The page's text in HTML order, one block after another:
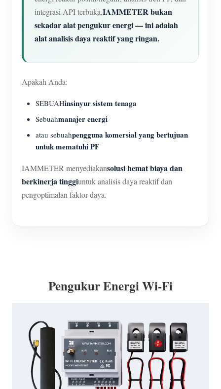
integrasi API terbuka,IAMMETER bukan
sekadar alat pengukur energi — ini adalah
alat analisis daya reaktif yang ringan.
Apakah Anda:
SEBUAHinsinyur sistem tenaga
Sebuahmanajer energi
atau sebuahpengguna komersial yang bertujuan
untuk mematuhi PF
IAMMETER menyediakansolusi hemat biaya dan
berkinerja tinggiuntuk analisis daya reaktif dan
pengoptimalan faktor daya.
Pengukur Energi Wi-Fi